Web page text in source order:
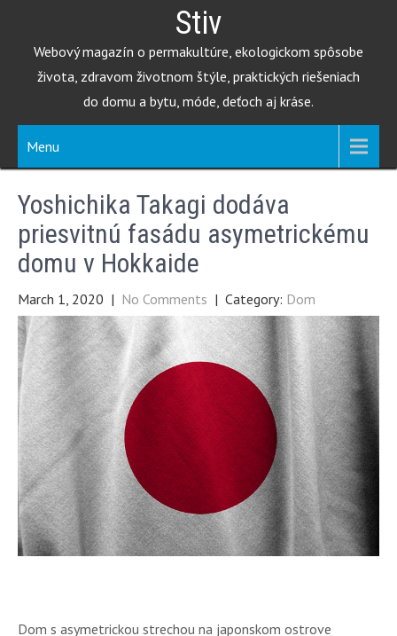
content
Stiv
Webový magazín o permakultúre, ekologickom spôsobe
života, zdravom životnom štýle, praktických riešeniach
do domu a bytu, móde, deťoch aj kráse.
Menu
Yoshichika Takagi dodáva
priesvitnú fasádu asymetrickému
domu v Hokkaide
March 1, 2020 | No Comments | Category: Dom
Dom s asymetrickou strechou na japonskom ostrove